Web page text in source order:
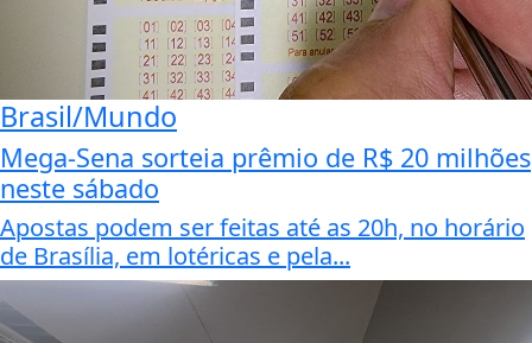
Brasil/Mundo
Mega-Sena sorteia prêmio de R$ 20 milhões
neste sábado
Apostas podem ser feitas até as 20h, no horário
de Brasília, em lotéricas e pela...